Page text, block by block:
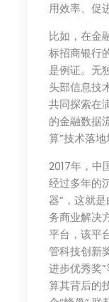
用效率、促
比如，在金
标招商银行
是例证。无
头部信息技
共同探索在
的金融数据
算”技术落地
2017年，中
经过多年的
器”，这就
务商业解决
平台，该平
管科技创新
进步优秀奖
算其背后的